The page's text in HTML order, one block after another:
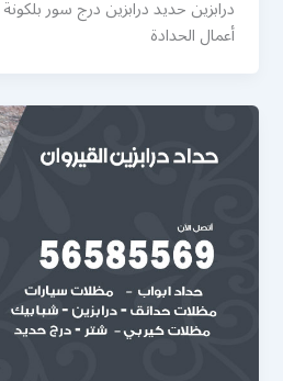
درابزين حديد درابزين درج سور
أعمال الحدادة